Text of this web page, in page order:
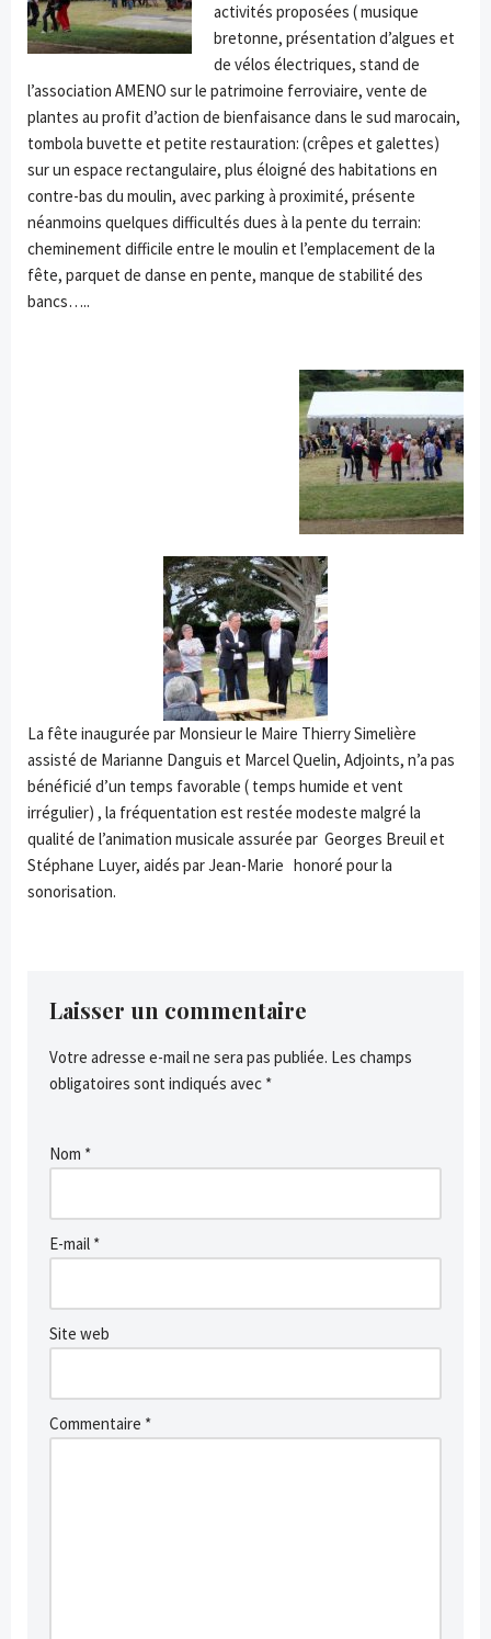
activités proposées ( musique
bretonne, présentation d’algues et
de vélos électriques, stand de
l’association AMENO sur le patrimoine ferroviaire, vente de
plantes au profit d’action de bienfaisance dans le sud marocain,
tombola buvette et petite restauration: (crêpes et galettes)
sur un espace rectangulaire, plus éloigné des habitations en
contre-bas du moulin, avec parking à proximité, présente
néanmoins quelques difficultés dues à la pente du terrain:
cheminement difficile entre le moulin et l’emplacement de la
fête, parquet de danse en pente, manque de stabilité des
bancs…..
La fête inaugurée par Monsieur le Maire Thierry Simelière
assisté de Marianne Danguis et Marcel Quelin, Adjoints, n’a pas
bénéficié d’un temps favorable ( temps humide et vent
irrégulier) , la fréquentation est restée modeste malgré la
qualité de l’animation musicale assurée par Georges Breuil et
Stéphane Luyer, aidés par Jean-Marie honoré pour la
sonorisation.
Laisser un commentaire
Votre adresse e-mail ne sera pas publiée. Les champs
obligatoires sont indiqués avec *
Nom *
E-mail *
Site web
Commentaire *